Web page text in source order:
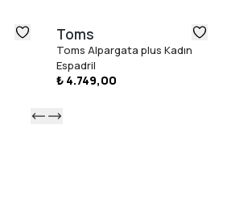
Toms
Toms Alpargata plus Kadın
Espadril
₺ 4.749,00